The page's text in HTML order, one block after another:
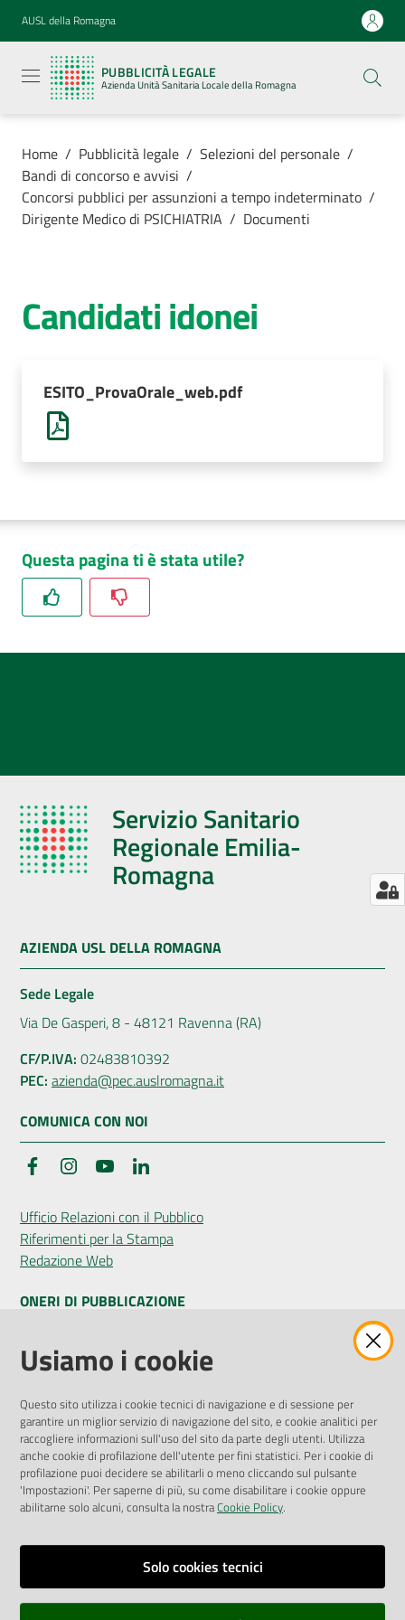
Vai al contenuto
Vai alla navigazione
Vai al footer
AUSL della Romagna
PUBBLICITÀ LEGALE
Azienda Unità Sanitaria Locale della Romagna
legale
Azienda
Unità
Locale della
Servizi
AUSL
Home / Pubblicità legale / Selezioni del personale /
Bandi di concorso e avvisi /
Concorsi pubblici per assunzioni a tempo indeterminato /
Dirigente Medico di PSICHIATRIA / Documenti
Candidati idonei
ESITO_ProvaOrale_web.pdf
Questa pagina ti è stata utile?
Servizio Sanitario
Regionale Emilia-
Romagna
AZIENDA USL DELLA ROMAGNA
Sede Legale
Via De Gasperi, 8 - 48121 Ravenna (RA)
CF/P.IVA: 02483810392
PEC: azienda@pec.auslromagna.it
COMUNICA CON NOI
FacebookInstagramYouTube
Ufficio Relazioni con il Pubblico
Riferimenti per la Stampa
Redazione Web
ONERI DI PUBBLICAZIONE
Amministrazione Trasparente
Pubblicità legale
Privacy Policy
Attuazione Misure PNRR
Liste di Attesa
ENTI, IMPRESE E PARTNER
Fatturazione Elettronica
Richiesta Patrocinio
Usiamo i cookie
Questo sito utilizza i cookie tecnici di navigazione e di sessione per
garantire un miglior servizio di navigazione del sito, e cookie analitici per
raccogliere informazioni sull'uso del sito da parte degli utenti. Utilizza
anche cookie di profilazione dell'utente per fini statistici. Per i cookie di
profilazione puoi decidere se abilitarli o meno cliccando sul pulsante
'Impostazioni'. Per saperne di più, su come disabilitare i cookie oppure
abilitarne solo alcuni, consulta la nostraCookie Policy.
Solo cookies tecnici